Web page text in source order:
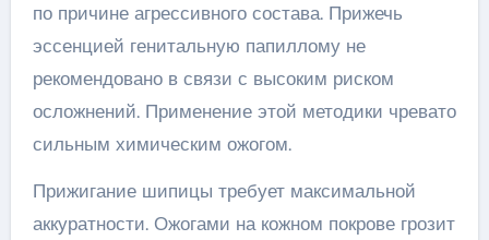
по причине агрессивного состава. Прижечь
эссенцией генитальную папиллому не
рекомендовано в связи с высоким риском
осложнений. Применение этой методики чревато
сильным химическим ожогом.
Прижигание шипицы требует максимальной
аккуратности. Ожогами на кожном покрове грозит